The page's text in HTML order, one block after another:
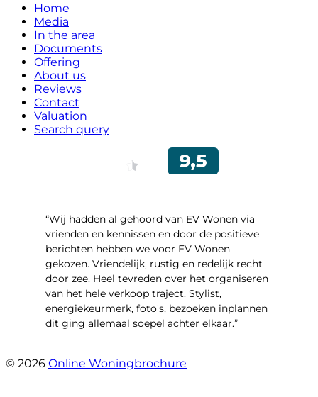
Home
Media
In the area
Documents
Offering
About us
Reviews
Contact
Valuation
Search query
“Wij hadden al gehoord van EV Wonen via
vrienden en kennissen en door de positieve
berichten hebben we voor EV Wonen
gekozen. Vriendelijk, rustig en redelijk recht
door zee. Heel tevreden over het organiseren
van het hele verkoop traject. Stylist,
energiekeurmerk, foto's, bezoeken inplannen
dit ging allemaal soepel achter elkaar.”
© 2026 Online Woningbrochure